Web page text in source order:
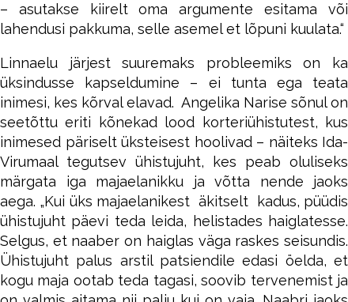
– asutakse kiirelt oma argumente esitama või
lahendusi pakkuma, selle asemel et lõpuni kuulata.“
Linnaelu järjest suuremaks probleemiks on ka
üksindusse kapseldumine – ei tunta ega teata
inimesi, kes kõrval elavad. Angelika Narise sõnul on
seetõttu eriti kõnekad lood korteriühistutest, kus
inimesed päriselt üksteisest hoolivad – näiteks Ida-
Virumaal tegutsev ühistujuht, kes peab oluliseks
märgata iga majaelanikku ja võtta nende jaoks
aega. „Kui üks majaelanikest äkitselt kadus, püüdis
ühistujuht päevi teda leida, helistades haiglatesse.
Selgus, et naaber on haiglas väga raskes seisundis.
Ühistujuht palus arstil patsiendile edasi öelda, et
kogu maja ootab teda tagasi, soovib tervenemist ja